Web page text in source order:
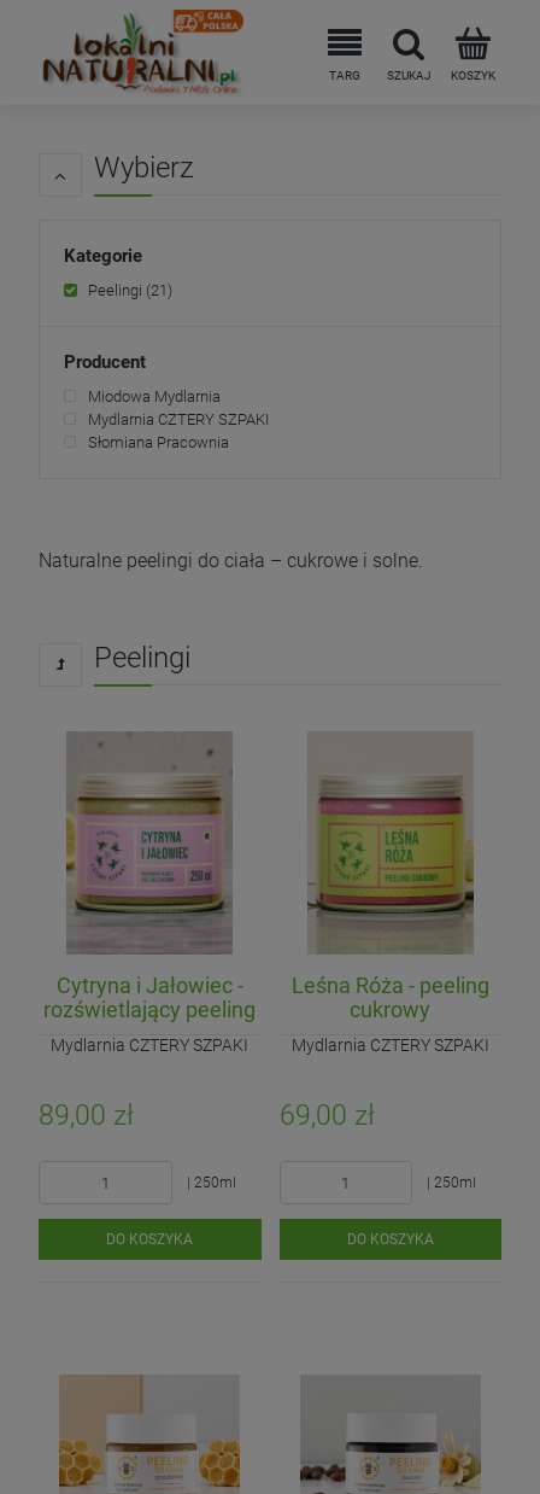
Wybierz
Kategorie
Peelingi (21)
Producent
Miodowa Mydlarnia
Mydlarnia CZTERY SZPAKI
Słomiana Pracownia
Naturalne peelingi do ciała – cukrowe i solne.
Peelingi
Cytryna i Jałowiec -
rozświetlający peeling
cukrowy
Mydlarnia CZTERY SZPAKI
89,00 zł
| 250ml
DO KOSZYKA
Leśna Róża - peeling
cukrowy
Mydlarnia CZTERY SZPAKI
69,00 zł
| 250ml
DO KOSZYKA